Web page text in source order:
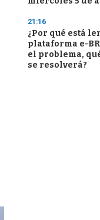
21:16
¿Por qué está
plataforma e-
el problema,
se resolverá?